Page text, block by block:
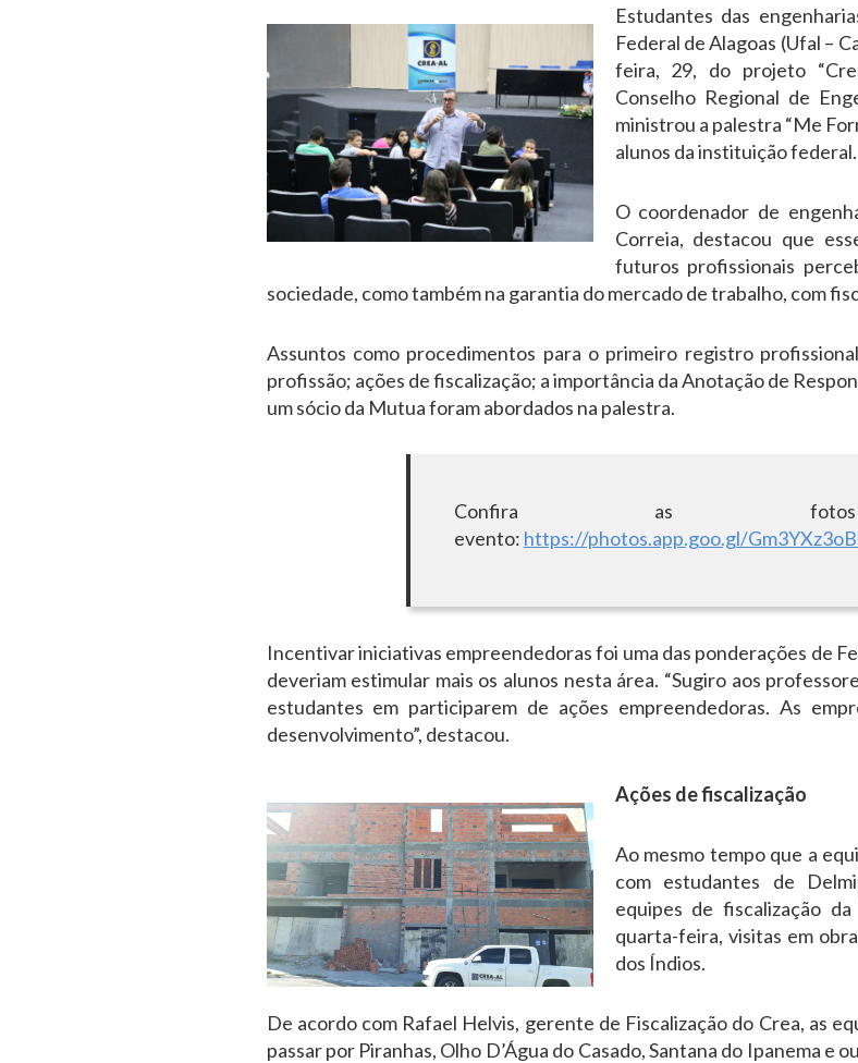
Estudantes das
Federal de Alagoas (Ufal –
feira, 29, do projeto
Conselho Regional de
ministrou a palestra “Me
alunos da instituição federal.
O coordenador de
Correia, destacou que
futuros profissionais
sociedade, como também na garantia do mercado de trabalho, com
Assuntos como procedimentos para o primeiro registro
profissão; ações de fiscalização; a importância da Anotação de
um sócio da Mutua foram abordados na palestra.
Confira as
evento: https://photos.app.goo.gl/
Incentivar iniciativas empreendedoras foi uma das ponderações de
deveriam estimular mais os alunos nesta área. “Sugiro aos
estudantes em participarem de ações empreendedoras. As
desenvolvimento”, destacou.
Ações de fiscalização
Ao mesmo tempo que a
com estudantes de
equipes de fiscalização
quarta-feira, visitas em
dos Índios.
De acordo com Rafael Helvis, gerente de Fiscalização do Crea, as
passar por Piranhas, Olho D’Água do Casado, Santana do Ipanema e